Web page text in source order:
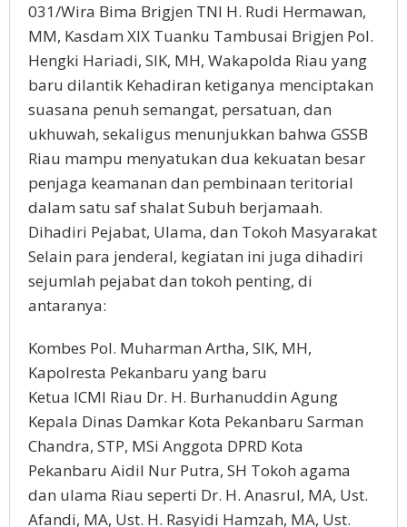
031/Wira Bima Brigjen TNI H. Rudi Hermawan,
MM, Kasdam XIX Tuanku Tambusai Brigjen Pol.
Hengki Hariadi, SIK, MH, Wakapolda Riau yang
baru dilantik Kehadiran ketiganya menciptakan
suasana penuh semangat, persatuan, dan
ukhuwah, sekaligus menunjukkan bahwa GSSB
Riau mampu menyatukan dua kekuatan besar
penjaga keamanan dan pembinaan teritorial
dalam satu saf shalat Subuh berjamaah.
Dihadiri Pejabat, Ulama, dan Tokoh Masyarakat
Selain para jenderal, kegiatan ini juga dihadiri
sejumlah pejabat dan tokoh penting, di
antaranya:
Kombes Pol. Muharman Artha, SIK, MH,
Kapolresta Pekanbaru yang baru
Ketua ICMI Riau Dr. H. Burhanuddin Agung
Kepala Dinas Damkar Kota Pekanbaru Sarman
Chandra, STP, MSi Anggota DPRD Kota
Pekanbaru Aidil Nur Putra, SH Tokoh agama
dan ulama Riau seperti Dr. H. Anasrul, MA, Ust.
Afandi, MA, Ust. H. Rasyidi Hamzah, MA, Ust.